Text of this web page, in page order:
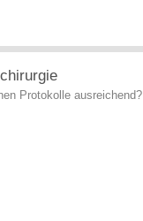
Protokolle ausreichend?